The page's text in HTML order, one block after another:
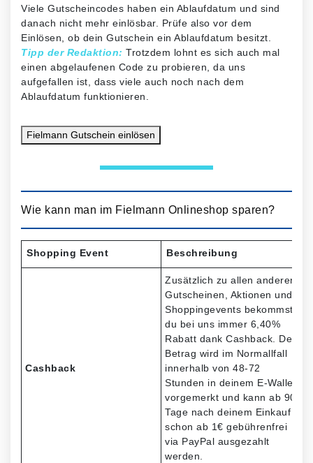
Viele Gutscheincodes haben ein Ablaufdatum und sind
danach nicht mehr einlösbar. Prüfe also vor dem
Einlösen, ob dein Gutschein ein Ablaufdatum besitzt.
Tipp der Redaktion: Trotzdem lohnt es sich auch mal
einen abgelaufenen Code zu probieren, da uns
aufgefallen ist, dass viele auch noch nach dem
Ablaufdatum funktionieren.
Fielmann Gutschein einlösen
Wie kann man im Fielmann Onlineshop sparen?
Shopping Event Beschreibung
Cashback
Zusätzlich zu allen anderen
Gutscheinen, Aktionen und
Shoppingevents bekommst
du bei uns immer 6,40%
Rabatt dank Cashback. Der
Betrag wird im Normallfall
innerhalb von 48-72
Stunden in deinem E-Wallet
vorgemerkt und kann ab 90
Tage nach deinem Einkauf
schon ab 1€ gebührenfrei
via PayPal ausgezahlt
werden.